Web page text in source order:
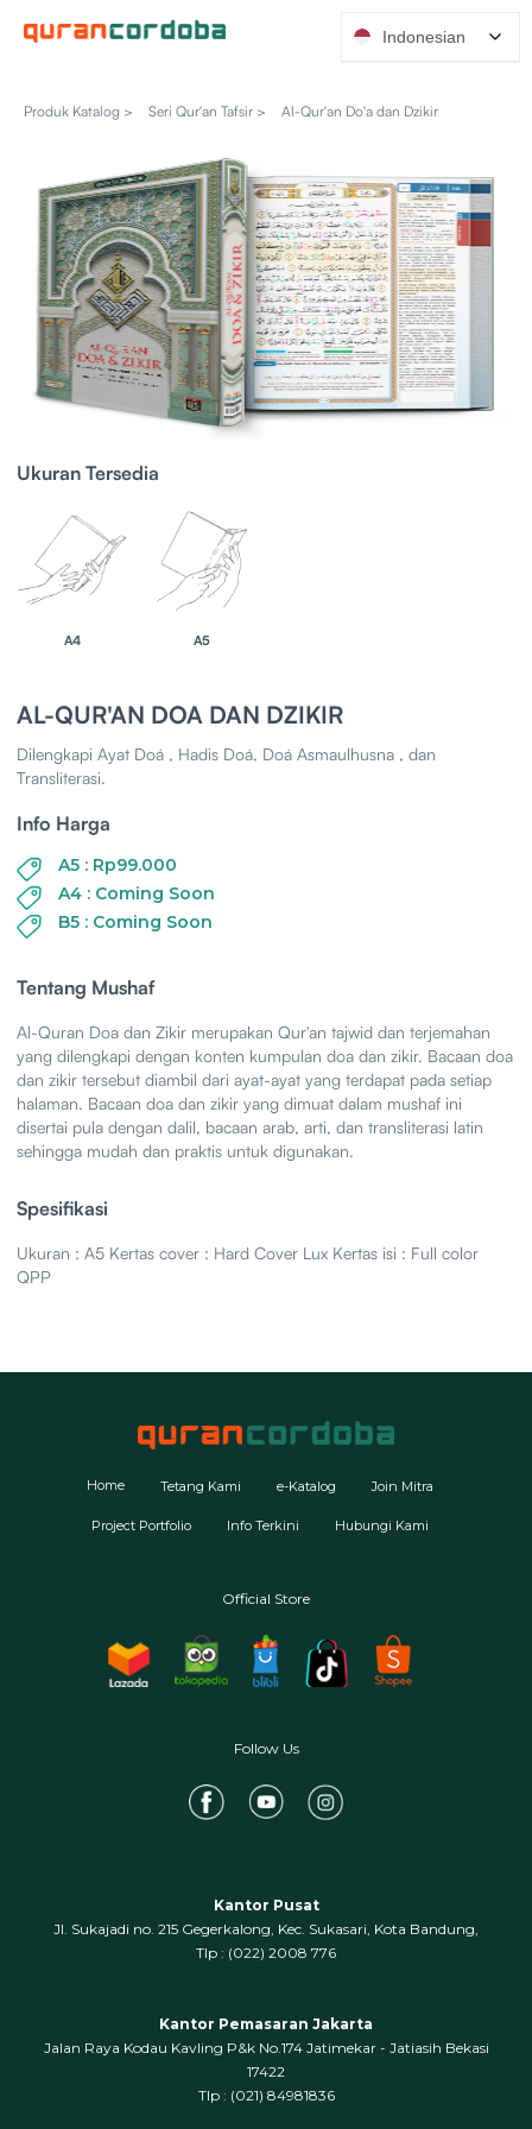
Produk Katalog > Seri Qur'an Tafsir > Al-Qur'an Do'a dan Dzikir
Ukuran Tersedia
A4 A5
AL-QUR'AN DOA DAN DZIKIR
Dilengkapi Ayat Doá , Hadis Doá, Doá Asmaulhusna , dan
Transliterasi.
Info Harga
A5 : Rp99.000
A4 : Coming Soon
B5 : Coming Soon
Tentang Mushaf
Al-Quran Doa dan Zikir merupakan Qur'an tajwid dan terjemahan
yang dilengkapi dengan konten kumpulan doa dan zikir. Bacaan doa
dan zikir tersebut diambil dari ayat-ayat yang terdapat pada setiap
halaman. Bacaan doa dan zikir yang dimuat dalam mushaf ini
disertai pula dengan dalil, bacaan arab, arti, dan transliterasi latin
sehingga mudah dan praktis untuk digunakan.
Spesifikasi
Ukuran : A5 Kertas cover : Hard Cover Lux Kertas isi : Full color
QPP
Home Tetang Kami e-Katalog Join Mitra
Project Portfolio Info Terkini Hubungi Kami
Official Store
Follow Us
Kantor Pusat
Jl. Sukajadi no. 215 Gegerkalong, Kec. Sukasari, Kota Bandung,
‍Tlp : (022) 2008 776
Kantor Pemasaran Jakarta
Jalan Raya Kodau Kavling P&k No.174 Jatimekar - Jatiasih Bekasi
17422
Tlp : (021) 84981836
Indonesian